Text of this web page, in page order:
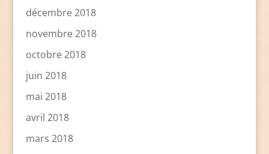
décembre 2018
novembre 2018
octobre 2018
juin 2018
mai 2018
avril 2018
mars 2018